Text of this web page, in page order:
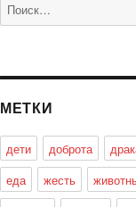
МЕТКИ
дети доброта
еда
жесть